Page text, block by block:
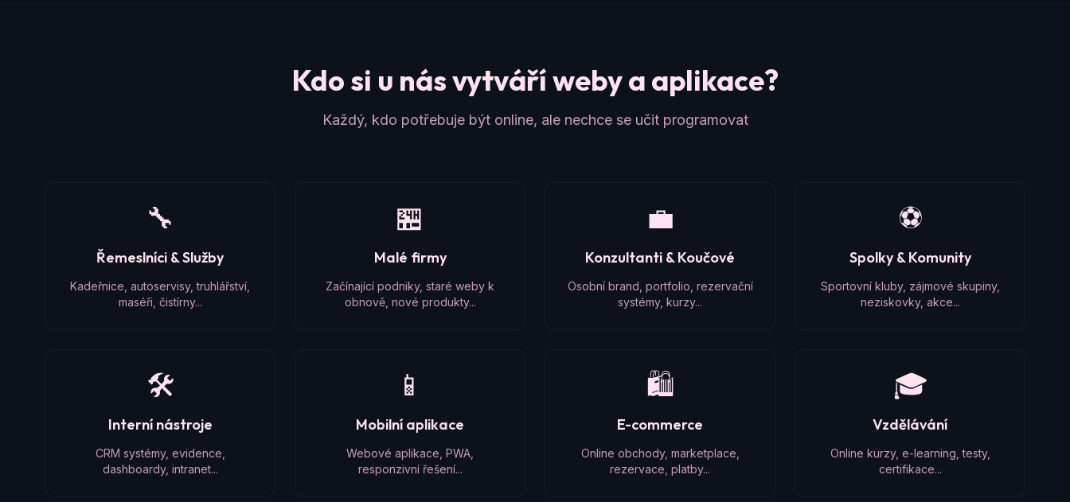
Kdo si u nás vytváří weby a aplikace?
Každý, kdo potřebuje být online, ale nechce se učit programovat
🔧
Řemeslníci & Služby
Kadeřnice, autoservisy, truhlářství,
maséři, čistírny...
🏪
Malé firmy
Začínající podniky, staré weby k
obnově, nové produkty...
💼
Konzultanti & Koučové
Osobní brand, portfolio, rezervační
systémy, kurzy...
⚽
Spolky & Komunity
Sportovní kluby, zájmové skupiny,
neziskovky, akce...
🛠️
Interní nástroje
CRM systémy, evidence,
dashboardy, intranet...
📱
Mobilní aplikace
Webové aplikace, PWA,
responzivní řešení...
🛍️
E-commerce
Online obchody, marketplace,
rezervace, platby...
🎓
Vzdělávání
Online kurzy, e-learning, testy,
certifikace...